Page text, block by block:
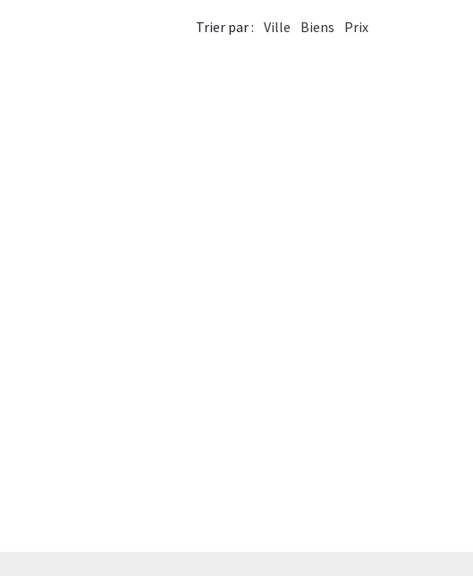
Trier par : Ville Biens Prix